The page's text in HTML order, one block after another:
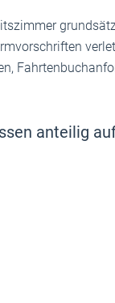
anteilig